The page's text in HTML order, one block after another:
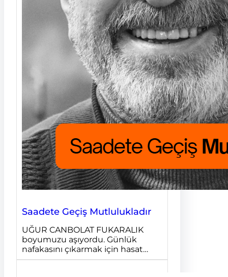
Saadete Geçiş Mutlulukladır
UĞUR CANBOLAT FUKARALIK
boyumuzu aşıyordu. Günlük
nafakasını çıkarmak için hasat…